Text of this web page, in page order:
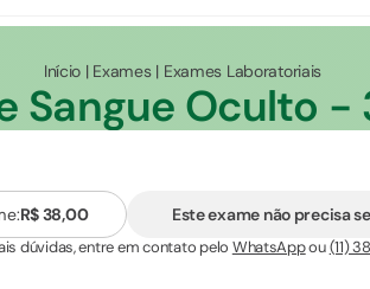
Início | Exames| Exames Laboratoriais
Sangue Oculto -
R$ 38,00 Este exame não precisa
dúvidas, entre em contato pelo WhatsAppou(11)